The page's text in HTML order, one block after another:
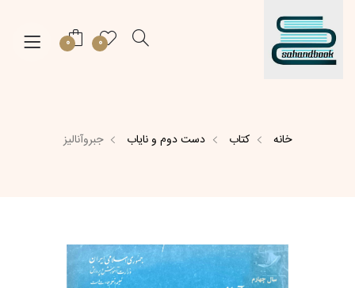
0
0
خانه کتاب دست دوم و نایاب جبروآنالیز